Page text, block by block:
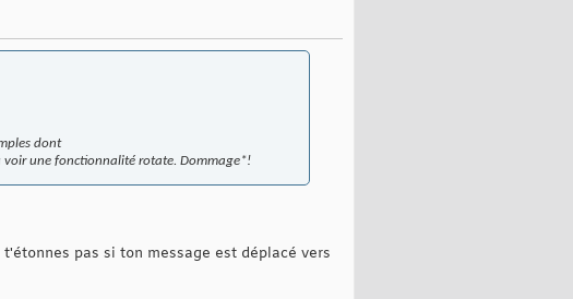
dont
voir une fonctionnalité rotate. Dommage*!
pas si ton message est déplacé vers